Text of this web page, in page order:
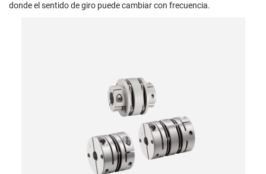
donde el sentido de giro puede cambiar con frecuencia.